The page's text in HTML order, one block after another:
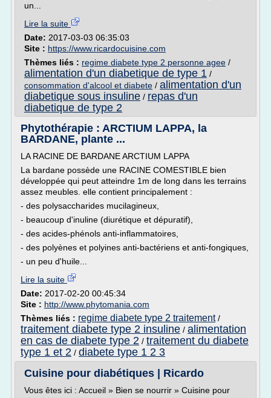
un...
Lire la suite
Date: 2017-03-03 06:35:03
Site : https://www.ricardocuisine.com
Thèmes liés : regime diabete type 2 personne agee /
alimentation d'un diabetique de type 1 /
consommation d'alcool et diabete / alimentation d'un
diabetique sous insuline / repas d'un
diabetique de type 2
Phytothérapie : ARCTIUM LAPPA, la
BARDANE, plante ...
LA RACINE DE BARDANE ARCTIUM LAPPA
La bardane possède une RACINE COMESTIBLE bien
développée qui peut atteindre 1m de long dans les terrains
assez meubles. elle contient principalement :
- des polysaccharides mucilagineux,
- beaucoup d'inuline (diurétique et dépuratif),
- des acides-phénols anti-inflammatoires,
- des polyènes et polyines anti-bactériens et anti-fongiques,
- un peu d'huile...
Lire la suite
Date: 2017-02-20 00:45:34
Site : http://www.phytomania.com
Thèmes liés : regime diabete type 2 traitement/
traitement diabete type 2 insuline / alimentation
en cas de diabete type 2 / traitement du diabete
type 1 et 2 / diabete type 1 2 3
Cuisine pour diabétiques | Ricardo
Vous êtes ici : Accueil » Bien se nourrir » Cuisine pour